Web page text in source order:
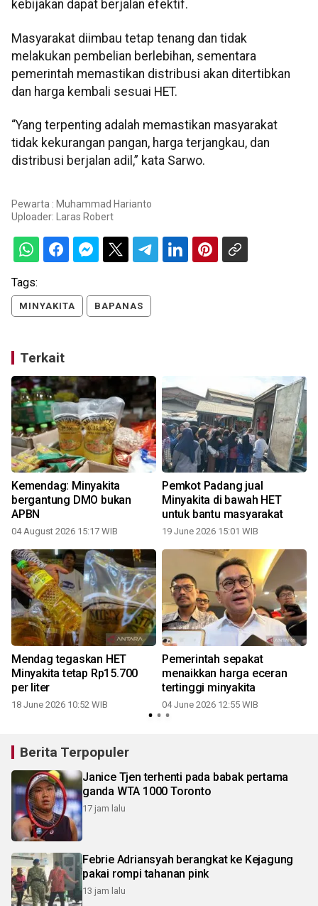
kebijakan dapat berjalan efektif.
Masyarakat diimbau tetap tenang dan tidak
melakukan pembelian berlebihan, sementara
pemerintah memastikan distribusi akan ditertibkan
dan harga kembali sesuai HET.
“Yang terpenting adalah memastikan masyarakat
tidak kekurangan pangan, harga terjangkau, dan
distribusi berjalan adil,” kata Sarwo.
Pewarta : Muhammad Harianto
Uploader: Laras Robert
Tags:
MINYAKITA BAPANAS
Terkait
Kemendag: Minyakita
bergantung DMO bukan
APBN
04 August 2026 15:17 WIB
Pemkot Padang jual
Minyakita di bawah HET
untuk bantu masyarakat
19 June 2026 15:01 WIB
Mendag tegaskan HET
Minyakita tetap Rp15.700
per liter
18 June 2026 10:52 WIB
Pemerintah sepakat
menaikkan harga eceran
tertinggi minyakita
04 June 2026 12:55 WIB
Berita Terpopuler
Janice Tjen terhenti pada babak pertama
ganda WTA 1000 Toronto
17 jam lalu
Febrie Adriansyah berangkat ke Kejagung
pakai rompi tahanan pink
13 jam lalu